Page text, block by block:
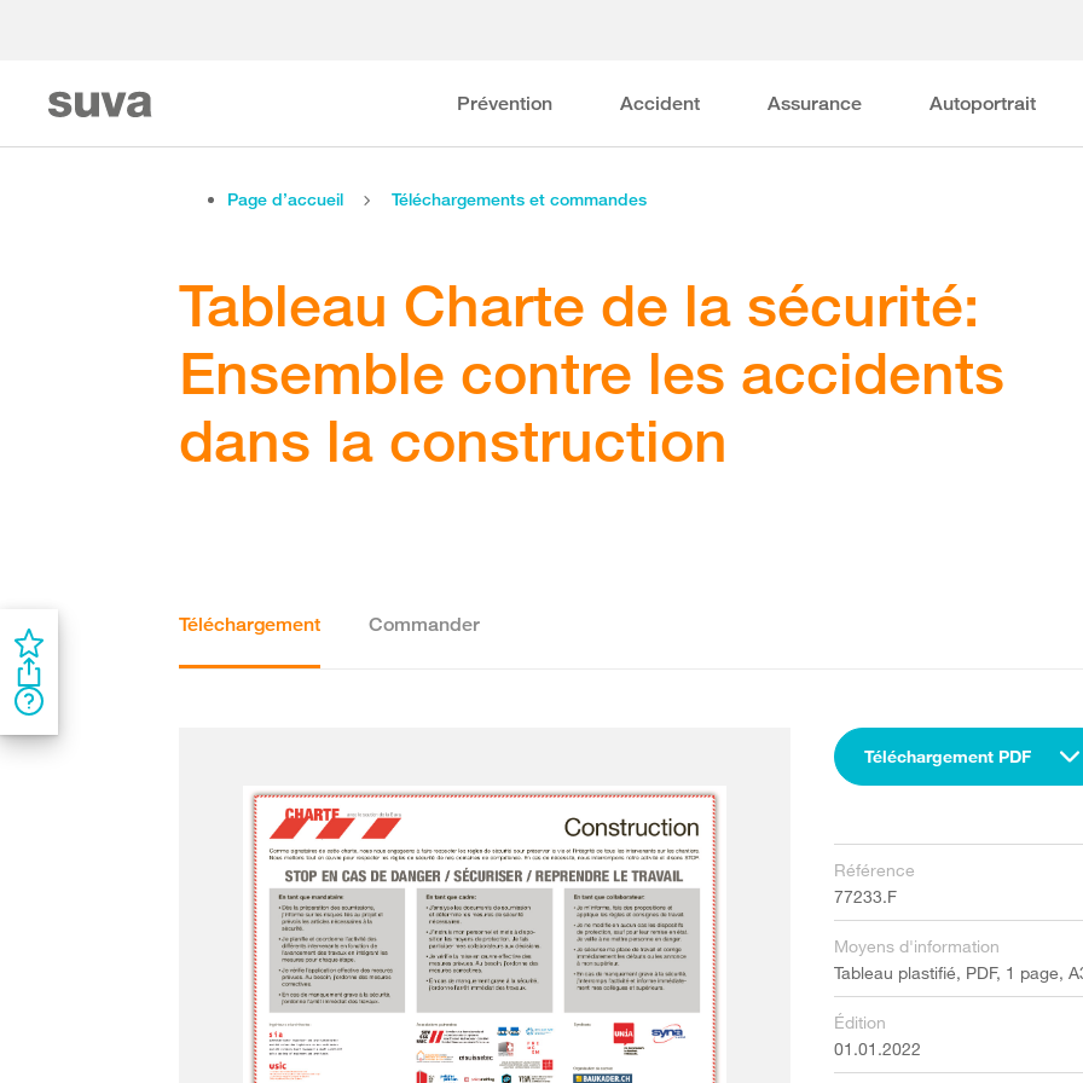
Prévention Accident Assurance Autoportrait
Page d’accueil Téléchargements et commandes
Tableau Charte de la sécurité:
Ensemble contre les accidents
dans la construction
Téléchargement Commander
Téléchargement PDF
Référence
77233.F
Moyens d'information
Tableau plastifié, PDF, 1 page,
Édition
01.01.2022